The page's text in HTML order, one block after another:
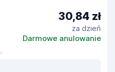
30,84 zł
za dzień
Darmowe anulowanie